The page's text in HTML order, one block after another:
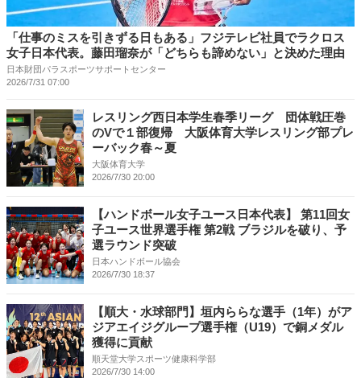
「仕事のミスを引きずる日もある」フジテレビ社員でラクロス
女子日本代表。藤田瑠奈が「どちらも諦めない」と決めた理由
日本財団パラスポーツサポートセンター
2026/7/31 07:00
レスリング西日本学生春季リーグ 団体戦圧巻
のVで１部復帰 大阪体育大学レスリング部プレ
ーバック春～夏
大阪体育大学
2026/7/30 20:00
【ハンドボール女子ユース日本代表】 第11回女
子ユース世界選手権 第2戦 ブラジルを破り、予
選ラウンド突破
日本ハンドボール協会
2026/7/30 18:37
【順大・水球部門】垣内ららな選手（1年）がア
ジアエイジグループ選手権（U19）で銅メダル
獲得に貢献
順天堂大学スポーツ健康科学部
2026/7/30 14:00